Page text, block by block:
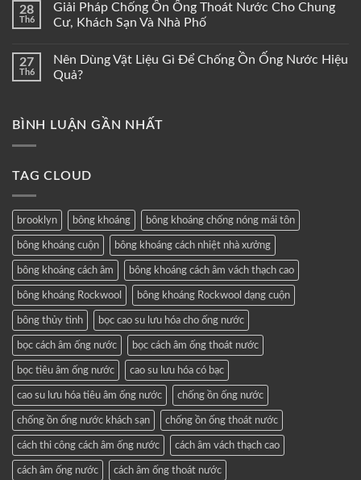
28
Th6
Giải Pháp Chống Ồn Ống Thoát Nước Cho Chung
Cư, Khách Sạn Và Nhà Phố
27
Th6
Nên Dùng Vật Liệu Gì Để Chống Ồn Ống Nước Hiệu
Quả?
BÌNH LUẬN GẦN NHẤT
TAG CLOUD
brooklyn bông khoáng bông khoáng chống nóng mái tôn
bông khoáng cuộn bông khoáng cách nhiệt nhà xưởng
bông khoáng cách âm bông khoáng cách âm vách thạch cao
bông khoáng Rockwool bông khoáng Rockwool dạng cuộn
bông thủy tinh bọc cao su lưu hóa cho ống nước
bọc cách âm ống nước bọc cách âm ống thoát nước
bọc tiêu âm ống nước cao su lưu hóa có bạc
cao su lưu hóa tiêu âm ống nước chống ồn ống nước
chống ồn ống nước khách sạn chống ồn ống thoát nước
cách thi công cách âm ống nước cách âm vách thạch cao
cách âm ống nước cách âm ống thoát nước